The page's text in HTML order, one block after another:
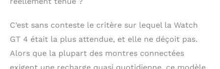
consumer.huawei.com/fr.
Huawei technologies
france, sasu au capital
de 3 242 000,00 € ayant
son siège social au 18-20
C’est sans conteste le critère sur lequel la Watch
GT 4 était la plus attendue, et elle ne déçoit pas.
Alors que la plupart des montres connectées